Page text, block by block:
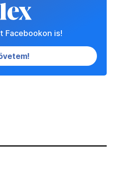
Facebookon is!